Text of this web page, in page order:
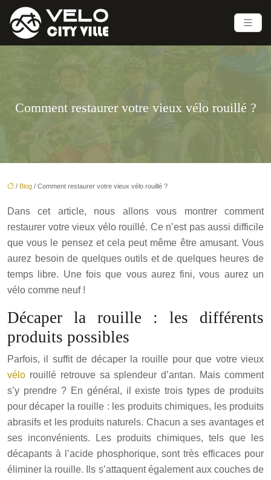
Comment restaurer votre vieux vélo rouillé ?
/ Blog / Comment restaurer votre vieux vélo rouillé ?
Dans cet article, nous allons vous montrer comment
restaurer votre vieux vélo rouillé. Ce n’est pas aussi difficile
que vous le pensez et cela peut même être amusant. Vous
aurez besoin de quelques outils et de quelques heures de
temps libre. Une fois que vous aurez fini, vous aurez un
vélo comme neuf !
Décaper la rouille : les différents
produits possibles
Parfois, il suffit de décaper la rouille pour que votre vieux
vélo rouillé retrouve sa splendeur d’antan. Mais comment
s’y prendre ? En général, il existe trois types de produits
pour décaper la rouille : les produits chimiques, les produits
abrasifs et les produits naturels. Chacun a ses avantages et
ses inconvénients. Les produits chimiques, tels que les
décapants à l’acide phosphorique, sont très efficaces pour
éliminer la rouille. Ils s’attaquent également aux couches de